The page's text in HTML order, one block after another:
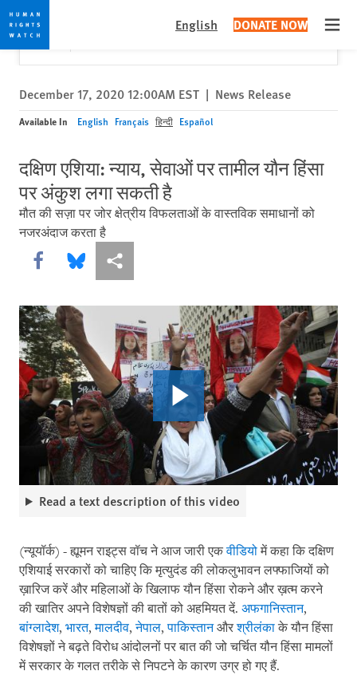
Skip
to
cookie
privacy
notice
Skip
to
main
content
English DONATE NOW
Would you like to read this page in English?
Yes
✕
December 17, 2020 12:00AM EST | News Release
Available In English Français हिन्दी Español
दक्षिण एशिया: न्याय, सेवाओं पर तामील यौन हिंसा
पर अंकुश लगा सकती है
मौत की सज़ा पर जोर क्षेत्रीय विफलताओं के वास्तविक समाधानों को
नजरअंदाज करता है
Share this via Facebook
Share this via Bluesky
More sharing options
Read a text description of this video
(न्यूयॉर्क) - ह्यूमन राइट्स वॉच ने आज जारी एकवीडियोमें कहा कि दक्षिण
एशियाई सरकारों को चाहिए कि मृत्युदंड की लोकलुभावन लफ्फाजियों को
ख़ारिज करें और महिलाओं के खिलाफ यौन हिंसा रोकने और ख़त्म करने
की खातिर अपने विशेषज्ञों की बातों को अहमियत दें. अफगानिस्तान,
बांग्लादेश, भारत,मालदीव,नेपाल,पाकिस्तानऔरश्रीलंकाके यौन हिंसा
विशेषज्ञों ने बढ़ते विरोध आंदोलनों पर बात की जो चर्चित यौन हिंसा मामलों
में सरकार के गलत तरीके से निपटने के कारण उग्र हो गए हैं.